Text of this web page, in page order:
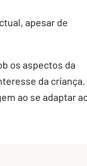
apesar de
os aspectos da
da criança.
ao se adaptar